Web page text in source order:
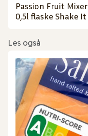
Passion Fruit Mixer
0,5l flaske Shake It
Les også